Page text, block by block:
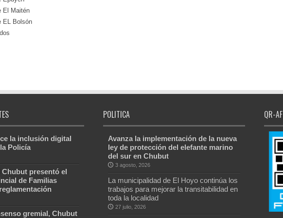
El Maitén
EL Bolsón
la inclusión digital
Policía
presentó el
de Familias
gremial, Chubut
POLITICA
Avanza la implementación de la nueva
ley de protección del elefante marino
del sur en Chubut
3 agosto, 2026
La municipalidad de El Hoyo continúa los
trabajos para mejorar la transitabilidad en
toda la localidad
27 julio, 2026
QR-